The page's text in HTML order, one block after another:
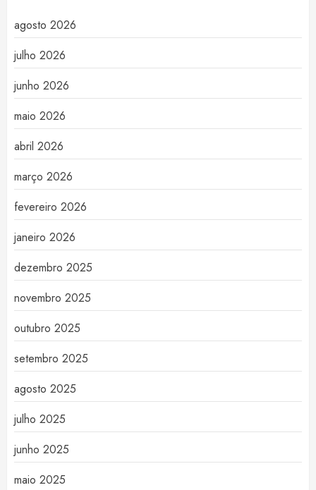
agosto 2026
julho 2026
junho 2026
maio 2026
abril 2026
março 2026
fevereiro 2026
janeiro 2026
dezembro 2025
novembro 2025
outubro 2025
setembro 2025
agosto 2025
julho 2025
junho 2025
maio 2025